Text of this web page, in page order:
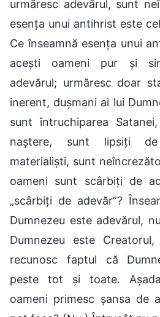
urmăresc adevărul, sunt
esența unui antihrist este
Ce înseamnă esența unui
acești oameni pur și
adevărul; urmăresc doar
inerent, dușmani ai lui
sunt întruchiparea
naștere, sunt lipsiți
materialiști, sunt
oameni sunt scârbiți de
„scârbiți de adevăr”?
Dumnezeu este adevărul,
Dumnezeu este
recunosc faptul că
peste tot și toate.
oameni primesc șansa de